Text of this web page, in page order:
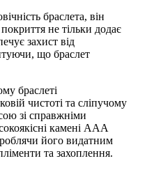
браслета, він
не тільки додає
захист від
що браслет
браслеті
чистоті та сліпучому
зі справжніми
камені ААА
його видатним
та захоплення.